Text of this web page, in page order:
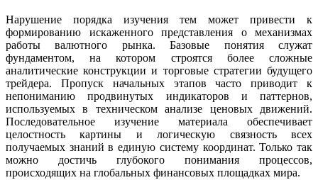
Нарушение порядка изучения тем может привести к
формированию искаженного представления о механизмах
работы валютного рынка. Базовые понятия служат
фундаментом, на котором строятся более сложные
аналитические конструкции и торговые стратегии будущего
трейдера. Пропуск начальных этапов часто приводит к
непониманию продвинутых индикаторов и паттернов,
используемых в техническом анализе ценовых движений.
Последовательное изучение материала обеспечивает
целостность картины и логическую связность всех
получаемых знаний в единую систему координат. Только так
можно достичь глубокого понимания процессов,
происходящих на глобальных финансовых площадках мира.